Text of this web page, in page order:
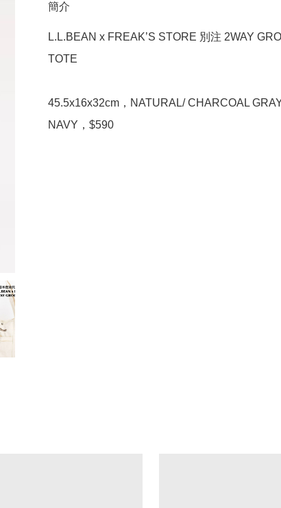
簡介
L.L.BEAN x FREAK’S STORE 別注 2WAY
TOTE
45.5x16x32cm，NATURAL/ CHARCOAL
NAVY，$590